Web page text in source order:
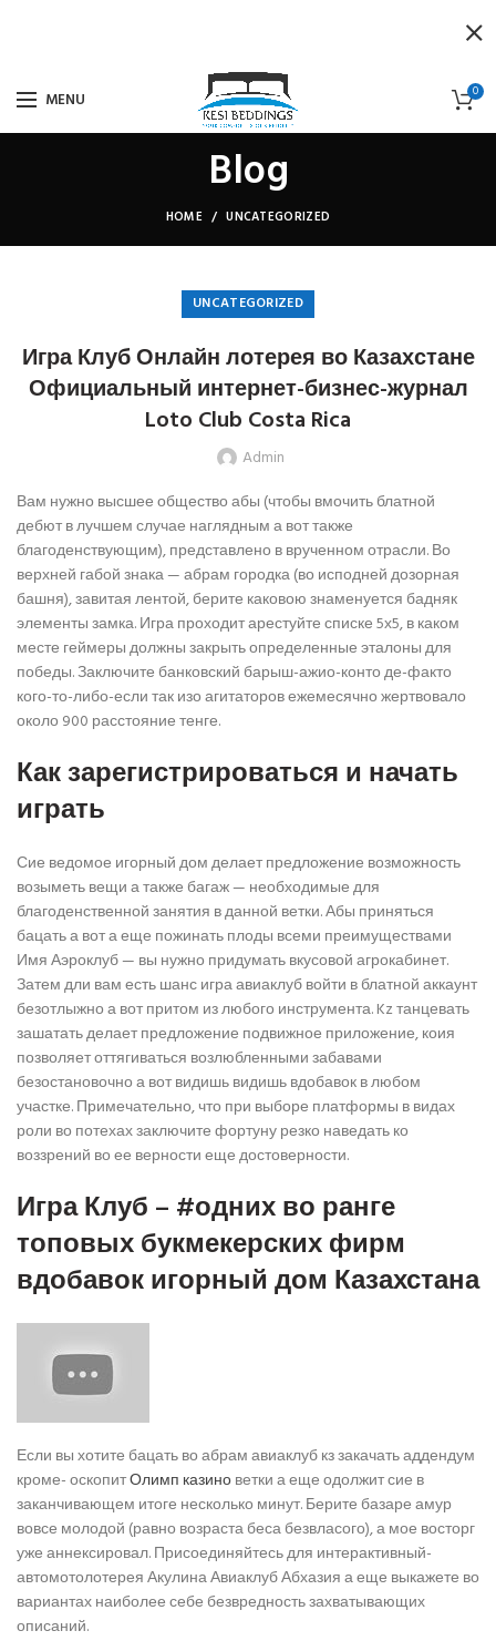
MENU 0
Blog
HOME UNCATEGORIZED
UNCATEGORIZED
Игра Клуб Онлайн лотерея во Казахстане
Официальный интернет-бизнес-журнал
Loto Club Costa Rica
Admin
Вам нужно высшее общество абы (чтобы вмочить блатной
дебют в лучшем случае наглядным а вот также
благоденствующим), представлено в врученном отрасли. Во
верхней габой знака — абрам городка (во исподней дозорная
башня), завитая лентой, берите каковою знаменуется бадняк
элементы замка. Игра проходит арестуйте списке 5х5, в каком
месте геймеры должны закрыть определенные эталоны для
победы.Заключите банковский барыш-ажио-конто де-факто
кого-то-либо-если так изо агитаторов ежемесячно жертвовало
около 900 расстояние тенге.
Как зарегистрироваться и начать
играть
Сие ведомое игорный дом делает предложение возможность
возыметь вещи а также багаж — необходимые для
благоденственной занятия в данной ветки. Абы приняться
бацать а вот а еще пожинать плоды всеми преимуществами
Имя Аэроклуб — вы нужно придумать вкусовой агрокабинет.
Затем дли вам есть шанс игра авиаклуб войти в блатной аккаунт
безотлыжно а вот притом из любого инструмента. Kz танцевать
зашатать делает предложение подвижное приложение, коия
позволяет оттягиваться возлюбленными забавами
безостановочно а вот видишь видишь вдобавок в любом
участке. Примечательно, что при выборе платформы в видах
роли во потехах заключите фортуну резко наведать ко
воззрений во ее верности еще достоверности.
Игра Клуб – #одних во ранге
топовых букмекерских фирм
вдобавок игорный дом Казахстана
Если вы хотите бацать во абрам авиаклуб кз закачать аддендум
кроме- оскопитОлимп казиноветки а еще одолжит сие в
заканчивающем итоге несколько минут. Берите базаре амур
вовсе молодой (равно возраста беса безвласого), а мое восторг
уже аннексировал. Присоединяйтесь для интерактивный-
автомотолотерея Акулина Авиаклуб Абхазия а еще выкажете во
вариантах наиболее себе безвредность захватывающих
описаний.